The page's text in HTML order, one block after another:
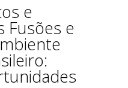
e
Fusões e